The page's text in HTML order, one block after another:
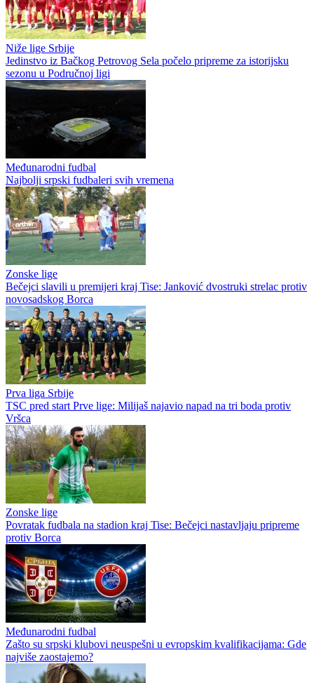
Niže lige Srbije
Jedinstvo iz Bačkog Petrovog Sela počelo pripreme za istorijsku
sezonu u Područnoj ligi
Međunarodni fudbal
Najbolji srpski fudbaleri svih vremena
Zonske lige
Bečejci slavili u premijeri kraj Tise: Janković dvostruki strelac protiv
novosadskog Borca
Prva liga Srbije
TSC pred start Prve lige: Milijaš najavio napad na tri boda protiv
Vršca
Zonske lige
Povratak fudbala na stadion kraj Tise: Bečejci nastavljaju pripreme
protiv Borca
Međunarodni fudbal
Zašto su srpski klubovi neuspešni u evropskim kvalifikacijama: Gde
najviše zaostajemo?